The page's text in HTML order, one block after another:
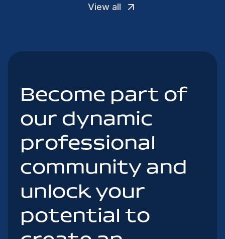
View all
Become part of
our dynamic
professional
community and
unlock your
potential to